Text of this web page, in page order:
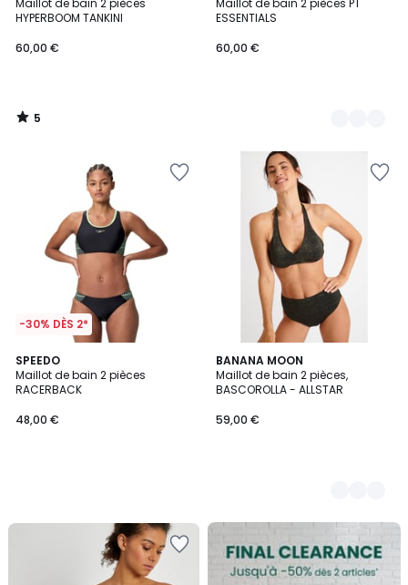
Maillot de bain 2 pièces
HYPERBOOM TANKINI
€.
60,00 €
5
5
/
Maillot de bain 2 pièces PT
ESSENTIALS
60,00 €
Couleurs
-30% DÈS 2*
SPEEDO
Maillot de bain 2 pièces
RACERBACK
48,00 €
BANANA MOON
Maillot de bain 2 pièces,
BASCOROLLA - ALLSTAR
59,00 €
2
Couleurs
FINAL
CLEARANCE